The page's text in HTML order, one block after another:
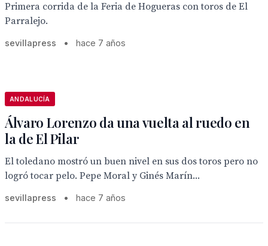
Primera corrida de la Feria de Hogueras con toros de El
Parralejo.
sevillapress • hace 7 años
ANDALUCÍA
Álvaro Lorenzo da una vuelta al ruedo en
la de El Pilar
El toledano mostró un buen nivel en sus dos toros pero no
logró tocar pelo. Pepe Moral y Ginés Marín...
sevillapress • hace 7 años